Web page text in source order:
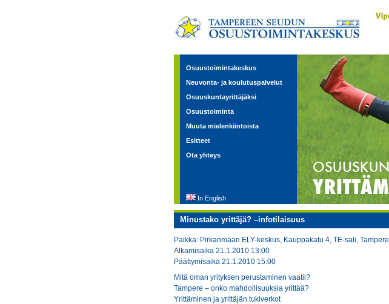
Osuustoimintakeskus
Neuvonta- ja koulutuspalvelut
Osuuskuntayrittäjäksi
Osuustoiminta
Muuta mielenkiintoista
Esitteet
Ota yhteys
In English
Minustako yrittäjä? –infotilaisuus
Paikka: Pirkanmaan ELY-keskus, Kauppakatu 4, TE-sali, Tampere
Alkamisaika 21.1.2010 13:00
Päättymisaika 21.1.2010 15:00
Mitä oman yrityksen perustaminen vaatii?
Tampere – onko mahdollisuuksia yrittää?
Yrittäminen ja yrittäjän tukiverkot